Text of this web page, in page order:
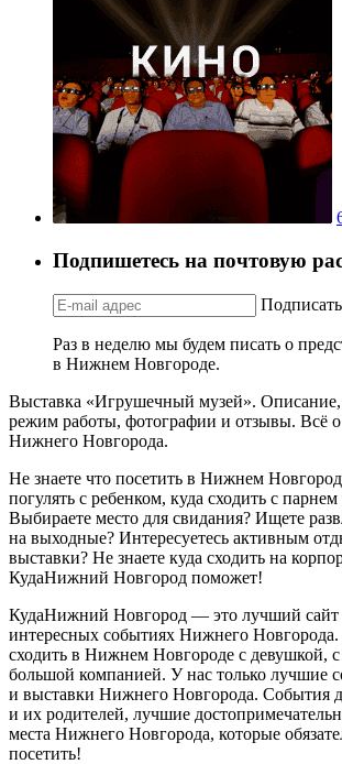
Подпишетесь на почтовую
Раз в неделю мы будем писать о
в Нижнем Новгороде.
Выставка «Игрушечный музей». Описание,
режим работы, фотографии и отзывы. Всё
Нижнего Новгорода.
Не знаете что посетить в Нижнем
погулять с ребенком, куда сходить с
Выбираете место для свидания? Ищете
на выходные? Интересуетесь активным
выставки? Не знаете куда сходить на
КудаНижний Новгород поможет!
КудаНижний Новгород — это лучший сайт
интересных событиях Нижнего
сходить в Нижнем Новгороде с девушкой,
большой компанией. У нас только лучшие
и выставки Нижнего Новгорода. События
и их родителей, лучшие
места Нижнего Новгорода, которые
посетить!